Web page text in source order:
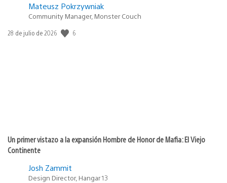
Mateusz Pokrzywniak
Community Manager, Monster Couch
Fecha
28 de julio de 2026 6
Un primer vistazo a la expansión Hombre de Honor de Mafia: El Viejo
Continente
Josh Zammit
Design Director, Hangar 13